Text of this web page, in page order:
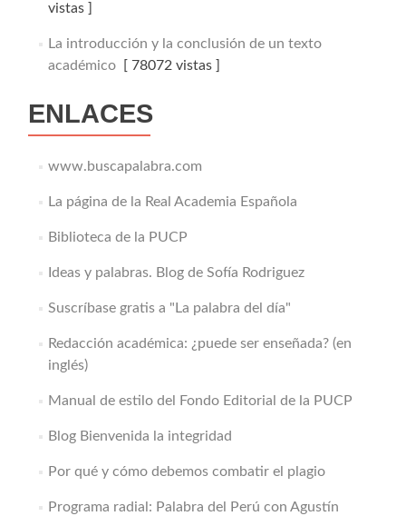
vistas ]
La introducción y la conclusión de un texto
académico[ 78072 vistas ]
ENLACES
www.buscapalabra.com
La página de la Real Academia Española
Biblioteca de la PUCP
Ideas y palabras. Blog de Sofía Rodriguez
Suscríbase gratis a "La palabra del día"
Redacción académica: ¿puede ser enseñada? (en
inglés)
Manual de estilo del Fondo Editorial de la PUCP
Blog Bienvenida la integridad
Por qué y cómo debemos combatir el plagio
Programa radial: Palabra del Perú con Agustín